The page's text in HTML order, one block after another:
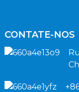
CONTATE-NOS